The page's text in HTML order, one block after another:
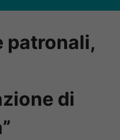
patronali,
di